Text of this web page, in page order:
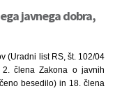
javnega dobra,
(Uradni list RS, št. 102/04
člena Zakona o javnih
besedilo) in 18. člena